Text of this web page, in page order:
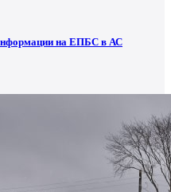
на ЕПБС в АС